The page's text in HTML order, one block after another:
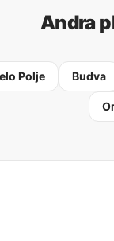
Andra
Polje Budva